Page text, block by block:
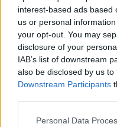
interest-based ads based
us or personal
your opt-out. You may
disclosure of your
IAB’s list of downstream
also be disclosed by us
Downstream Participants
Personal Data